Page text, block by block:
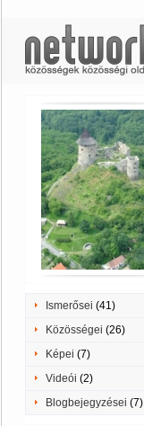
Ismerősei (41)
Közösségei (26)
Képei (7)
Videói (2)
Blogbejegyzései (7)